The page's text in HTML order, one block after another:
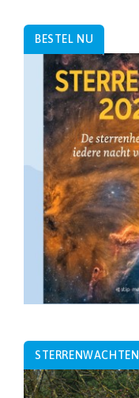
BESTEL NU
STERRENWACHTEN